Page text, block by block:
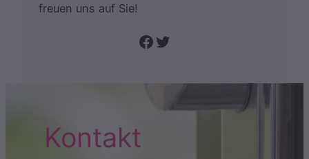
freuen uns auf Sie!
Folge uns auf Facebook Twitter
Kontakt